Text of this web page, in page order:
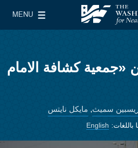
الأدنى
MENU
Main Menu
«جمعية كشافة الامام
سميث, مايكل نايتس
باللغات: English